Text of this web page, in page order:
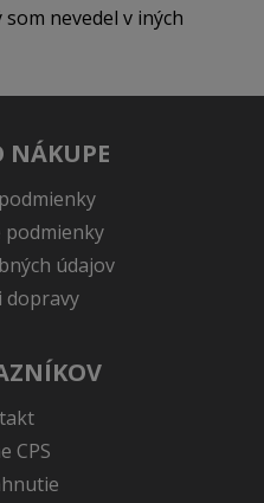
nevedel v iných
NÁKUPE
podmienky
údajov
dopravy
CPS